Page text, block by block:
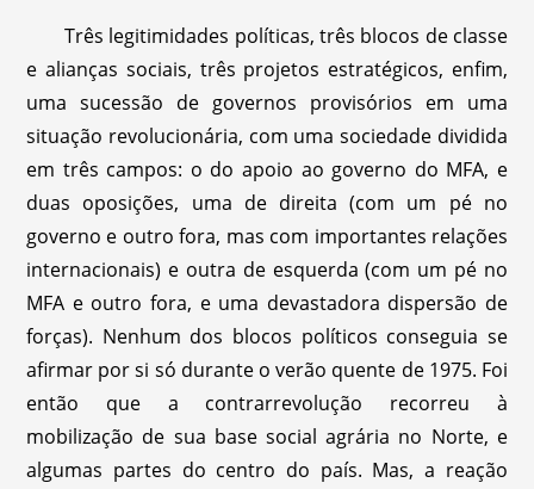
Três legitimidades políticas, três blocos de classe
e alianças sociais, três projetos estratégicos, enfim,
uma sucessão de governos provisórios em uma
situação revolucionária, com uma sociedade dividida
em três campos: o do apoio ao governo do MFA, e
duas oposições, uma de direita (com um pé no
governo e outro fora, mas com importantes relações
internacionais) e outra de esquerda (com um pé no
MFA e outro fora, e uma devastadora dispersão de
forças). Nenhum dos blocos políticos conseguia se
afirmar por si só durante o verão quente de 1975. Foi
então que a contrarrevolução recorreu à
mobilização de sua base social agrária no Norte, e
algumas partes do centro do país. Mas, a reação